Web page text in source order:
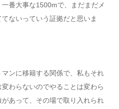
番大事な1500mで、まだまだメ
ないっていう証拠だと思いま
ンに移籍する関係で、私もそれ
わらないのでやることは変わら
あって、その場で取り入れられ